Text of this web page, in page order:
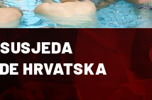
HRVATSKA